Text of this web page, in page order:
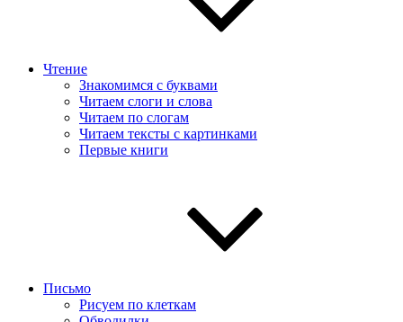
Чтение
Знакомимся с буквами
Читаем слоги и слова
Читаем по слогам
Читаем тексты с картинками
Первые книги
Письмо
Рисуем по клеткам